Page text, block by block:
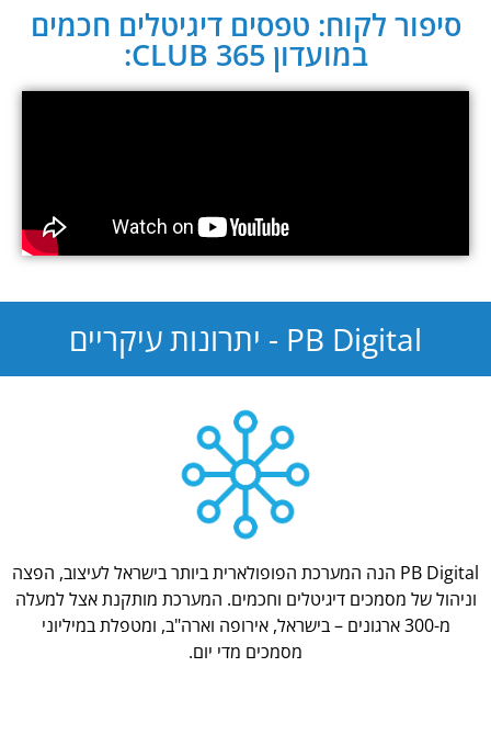
סיפור לקוח: טפסים דיגיטלים חכמים
במועדון CLUB 365:
PB Digital - יתרונות עיקריים
PB Digital הנה המערכת הפופולארית ביותר בישראל לעיצוב, הפצה
וניהול של מסמכים דיגיטלים וחכמים. המערכת מותקנת אצל למעלה
מ-300 ארגונים – בישראל, אירופה וארה"ב, ומטפלת במיליוני
מסמכים מדי יום.